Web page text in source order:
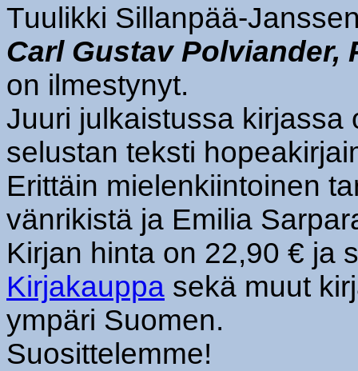
Tuulikki Sillanpää-
Carl Gustav
on ilmestynyt.
Juuri julkaistussa kirjassa
selustan teksti
Erittäin mielenkiintoinen
vänrikistä ja Emilia
Kirjan hinta on 22,90 € ja
Kirjakauppa sekä muut
ympäri Suomen.
Suosittelemme!